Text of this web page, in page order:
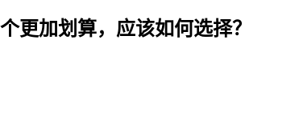
更加划算，应该如何选择？